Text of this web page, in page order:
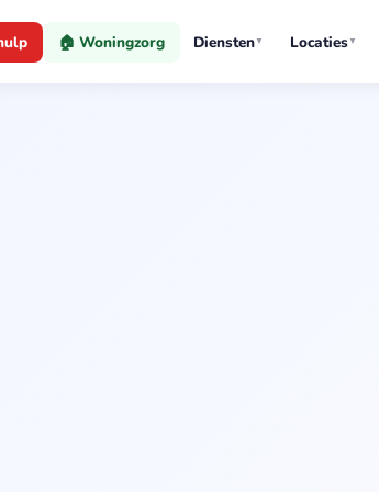
🏠 Woningzorg Diensten▼ Locaties▼